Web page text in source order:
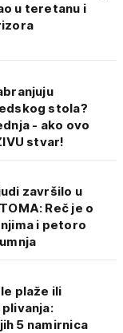
u teretanu i
stola?
- ako ovo
stvar!
završilo u
Reč je o
i petoro
plaže ili
plivanja:
5 namirnica